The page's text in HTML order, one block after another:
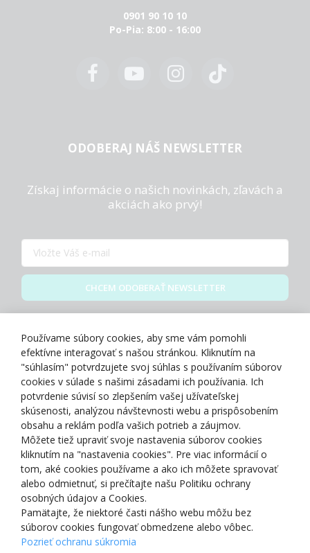
0901 90 10 10
Po-Pia: 8:00 - 16:00
ODOBERAJ NÁŠ NEWSLETTER
Získaj informácie o našich novinkách, zľavách a
akciách ako prvý!
CHCEM ODOBERAŤ NEWSLETTER
O NÁS
NAKUPOVANIE
ZÁKAZNÍCKA ZÓNA
NAŠE OCENENIA
Používame súbory cookies, aby sme vám pomohli
efektívne interagovať s našou stránkou. Kliknutím na
"súhlasím" potvrdzujete svoj súhlas s používaním súborov
cookies v súlade s našimi zásadami ich používania. Ich
potvrdenie súvisí so zlepšením vašej užívateľskej
skúsenosti, analýzou návštevnosti webu a prispôsobením
obsahu a reklám podľa vašich potrieb a záujmov.
Môžete tiež upraviť svoje nastavenia súborov cookies
kliknutím na "nastavenia cookies". Pre viac informácií o
tom, aké cookies používame a ako ich môžete spravovať
alebo odmietnuť, si prečítajte našu Politiku ochrany
osobných údajov a Cookies.
Pamätajte, že niektoré časti nášho webu môžu bez
súborov cookies fungovať obmedzene alebo vôbec.
Pozrieť ochranu súkromia